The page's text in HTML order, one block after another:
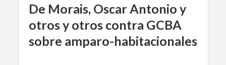
De Morais, Oscar Antonio y
otros y otros contra GCBA
sobre amparo-habitacionales